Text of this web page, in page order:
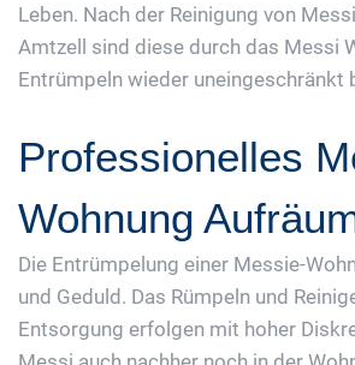
Leben. Nach der Reinigung von
Amtzell sind diese durch das Messi
Entrümpeln wieder uneingeschränkt
Professionelles
Wohnung
Die Entrümpelung einer Messie-
und Geduld. Das Rümpeln und
Entsorgung erfolgen mit hoher